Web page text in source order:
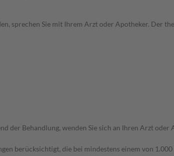
sprechen Sie mit Ihrem Arzt oder Apotheker. Der
der Behandlung, wenden Sie sich an Ihren Arzt oder
berücksichtigt, die bei mindestens einem von